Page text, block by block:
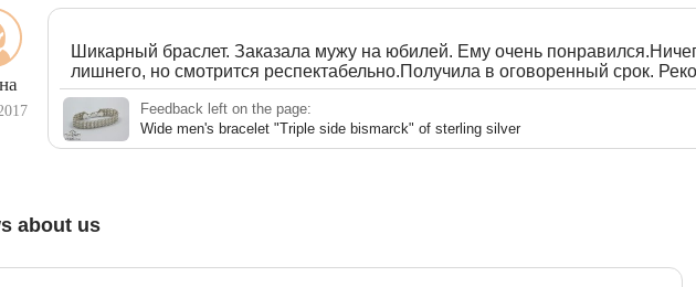
Шикарный браслет. Заказала мужу на юбилей. Ему очень
лишнего, но смотрится респектабельно.Получила в оговоренный срок.
Feedback left on the page:
Wide men's bracelet "Triple side bismarck" of sterling silver
about us